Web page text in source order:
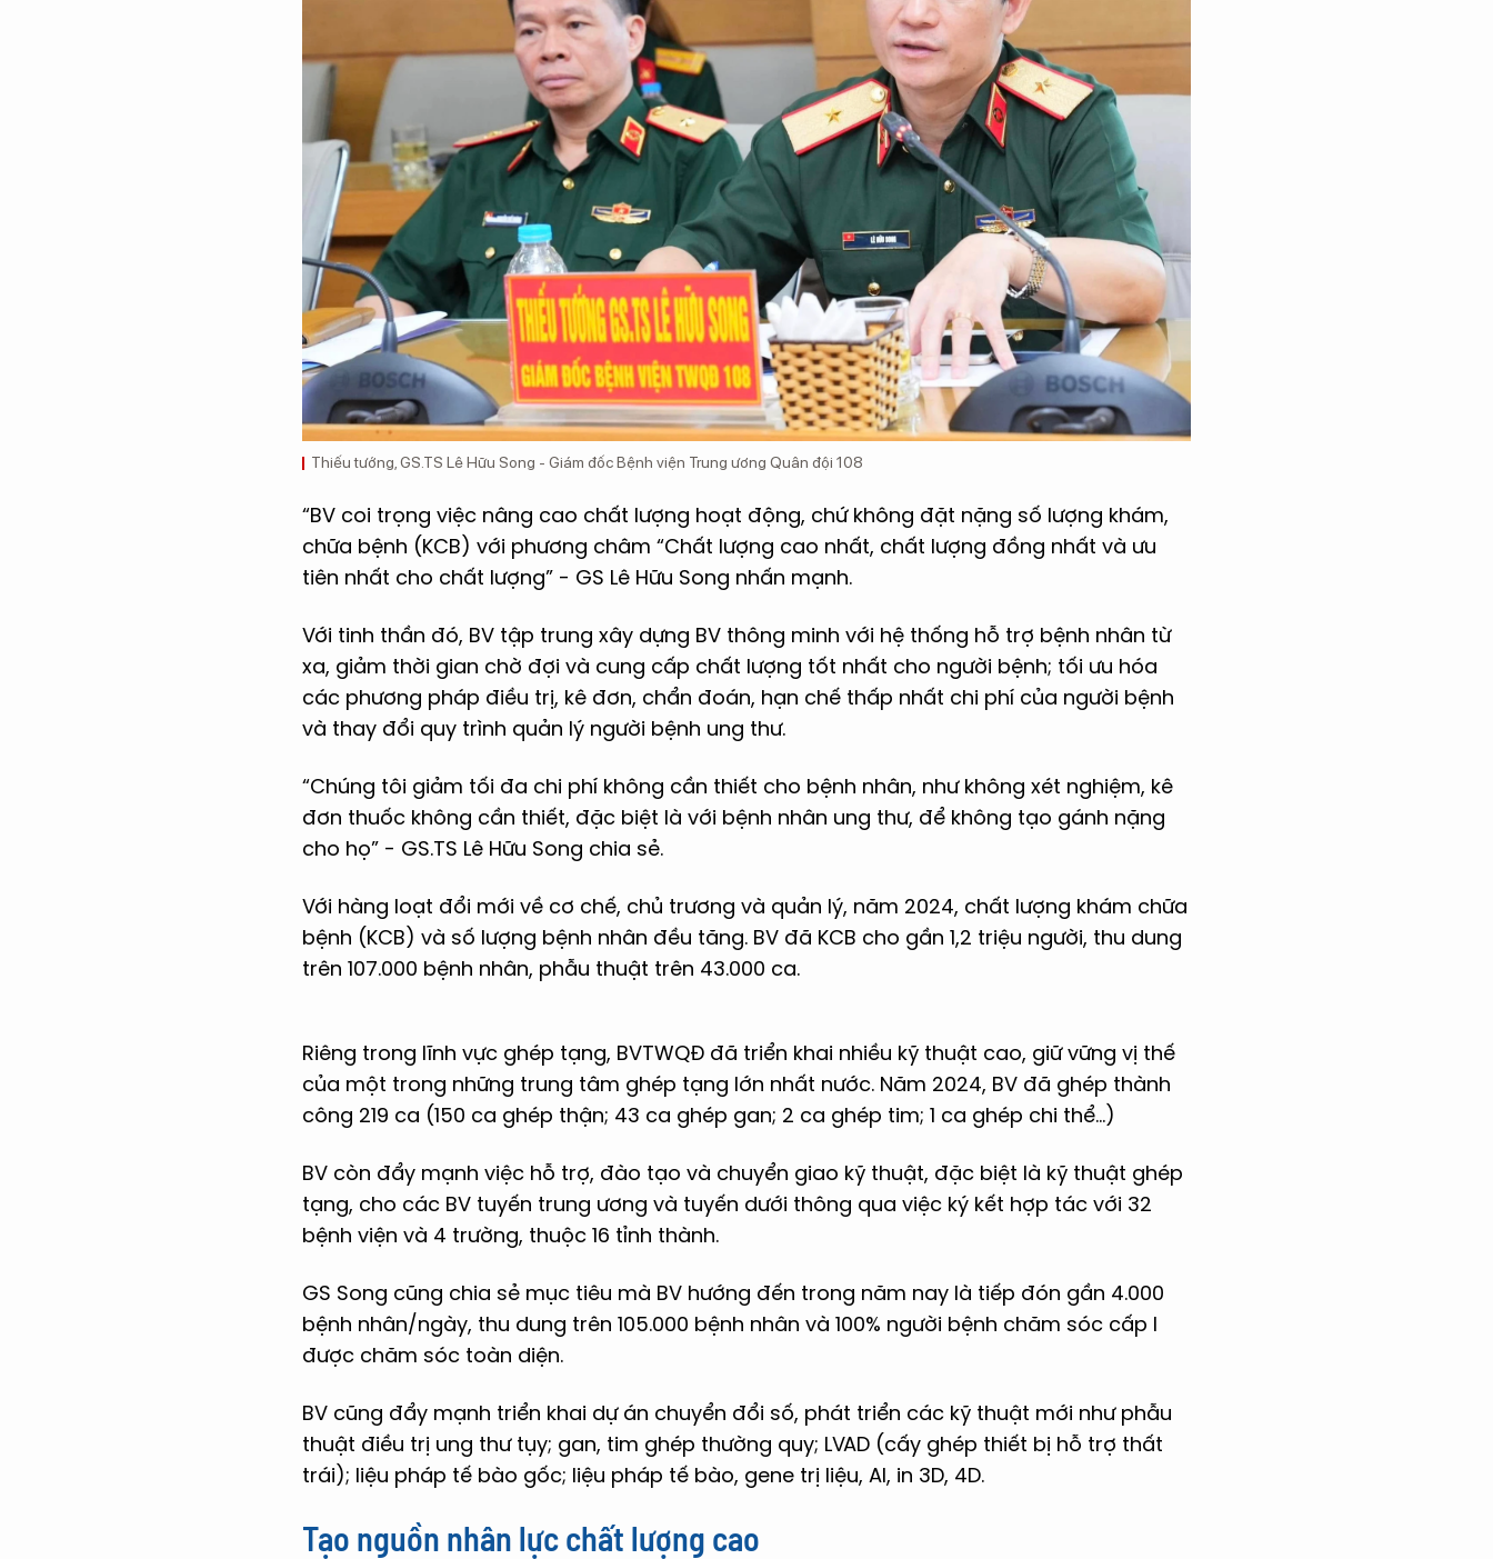
Thiếu tướng, GS.TS Lê Hữu Song - Giám đốc Bệnh viện Trung ương Quân đội 108
“BV coi trọng việc nâng cao chất lượng hoạt động, chứ không đặt nặng số lượng khám,
chữa bệnh (KCB) với phương châm “Chất lượng cao nhất, chất lượng đồng nhất và ưu
tiên nhất cho chất lượng” - GS Lê Hữu Song nhấn mạnh.
Với tinh thần đó, BV tập trung xây dựng BV thông minh với hệ thống hỗ trợ bệnh nhân từ
xa, giảm thời gian chờ đợi và cung cấp chất lượng tốt nhất cho người bệnh; tối ưu hóa
các phương pháp điều trị, kê đơn, chẩn đoán, hạn chế thấp nhất chi phí của người bệnh
và thay đổi quy trình quản lý người bệnh ung thư.
“Chúng tôi giảm tối đa chi phí không cần thiết cho bệnh nhân, như không xét nghiệm, kê
đơn thuốc không cần thiết, đặc biệt là với bệnh nhân ung thư, để không tạo gánh nặng
cho họ” - GS.TS Lê Hữu Song chia sẻ.
Với hàng loạt đổi mới về cơ chế, chủ trương và quản lý, năm 2024, chất lượng khám chữa
bệnh (KCB) và số lượng bệnh nhân đều tăng. BV đã KCB cho gần 1,2 triệu người, thu dung
trên 107.000 bệnh nhân, phẫu thuật trên 43.000 ca.
Riêng trong lĩnh vực ghép tạng, BVTWQĐ đã triển khai nhiều kỹ thuật cao, giữ vững vị thế
của một trong những trung tâm ghép tạng lớn nhất nước. Năm 2024, BV đã ghép thành
công 219 ca (150 ca ghép thận; 43 ca ghép gan; 2 ca ghép tim; 1 ca ghép chi thể...)
BV còn đẩy mạnh việc hỗ trợ, đào tạo và chuyển giao kỹ thuật, đặc biệt là kỹ thuật ghép
tạng, cho các BV tuyến trung ương và tuyến dưới thông qua việc ký kết hợp tác với 32
bệnh viện và 4 trường, thuộc 16 tỉnh thành.
GS Song cũng chia sẻ mục tiêu mà BV hướng đến trong năm nay là tiếp đón gần 4.000
bệnh nhân/ngày, thu dung trên 105.000 bệnh nhân và 100% người bệnh chăm sóc cấp I
được chăm sóc toàn diện.
BV cũng đẩy mạnh triển khai dự án chuyển đổi số, phát triển các kỹ thuật mới như phẫu
thuật điều trị ung thư tụy; gan, tim ghép thường quy; LVAD (cấy ghép thiết bị hỗ trợ thất
trái); liệu pháp tế bào gốc; liệu pháp tế bào, gene trị liệu, AI, in 3D, 4D.
Tạo nguồn nhân lực chất lượng cao